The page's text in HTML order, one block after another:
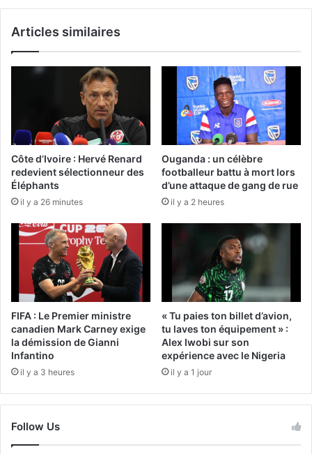
Articles similaires
Côte d’Ivoire : Hervé Renard
redevient sélectionneur des
Éléphants
il y a 26 minutes
Ouganda : un célèbre
footballeur battu à mort lors
d’une attaque de gang de rue
il y a 2 heures
FIFA : Le Premier ministre
canadien Mark Carney exige
la démission de Gianni
Infantino
il y a 3 heures
« Tu paies ton billet d’avion,
tu laves ton équipement » :
Alex Iwobi sur son
expérience avec le Nigeria
il y a 1 jour
Follow Us